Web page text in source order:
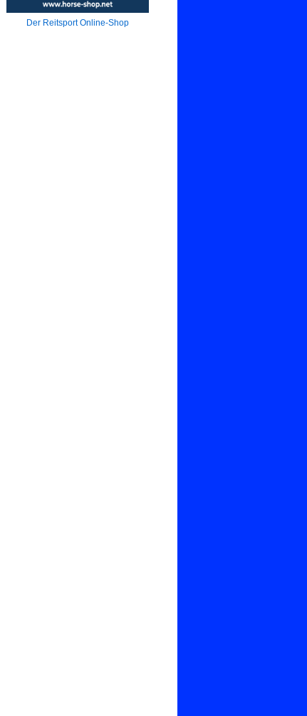
Der Reitsport Online-Shop